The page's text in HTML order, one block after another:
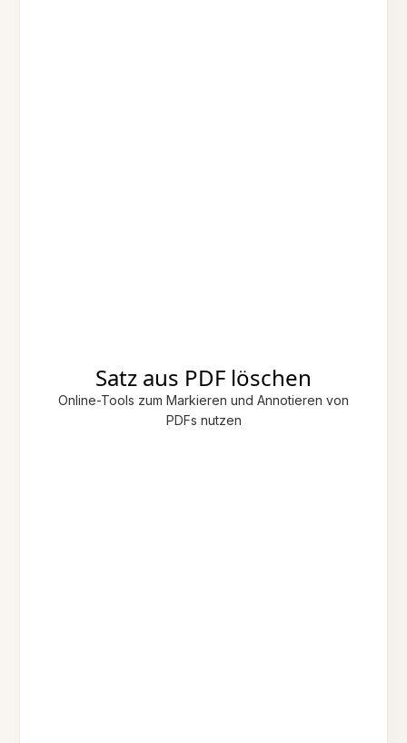
Satz aus PDF löschen
Online-Tools zum Markieren und Annotieren von
PDFs nutzen